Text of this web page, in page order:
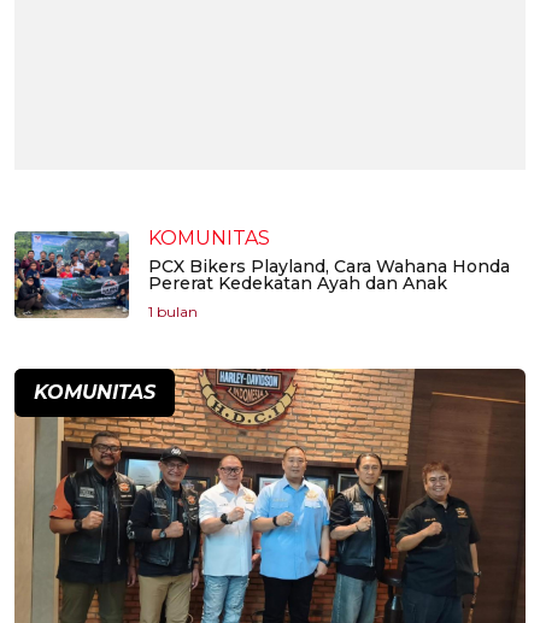
KOMUNITAS
PCX Bikers Playland, Cara Wahana Honda
Pererat Kedekatan Ayah dan Anak
1 bulan
KOMUNITAS